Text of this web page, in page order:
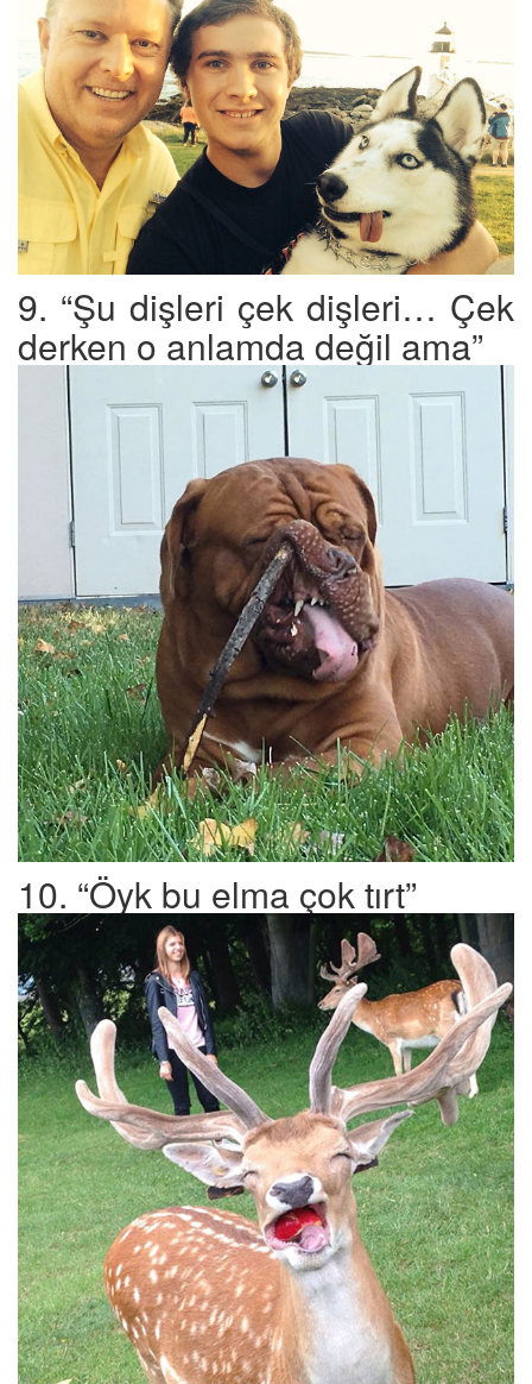
9. “Şu dişleri çek dişleri… Çek
derken o anlamda değil ama”
10. “Öyk bu elma çok tırt”